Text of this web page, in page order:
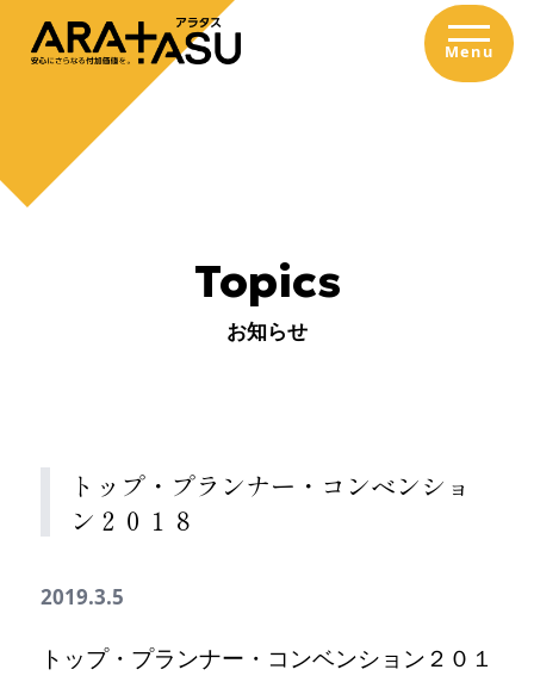
Menu
Topics
お知らせ
トップ・プランナー・コンベンショ
ン２０１８
2019.3.5
トップ・プランナー・コンベンション２０１